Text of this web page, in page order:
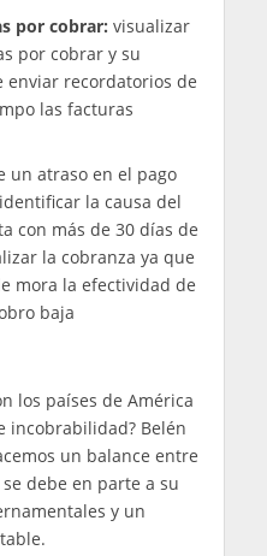
por cobrar: visualizar
por cobrar y su
enviar recordatorios de
las facturas
un atraso en el pago
la causa del
con más de 30 días de
la cobranza ya que
mora la efectividad de
baja
los países de América
incobrabilidad? Belén
un balance entre
debe en parte a su
y un